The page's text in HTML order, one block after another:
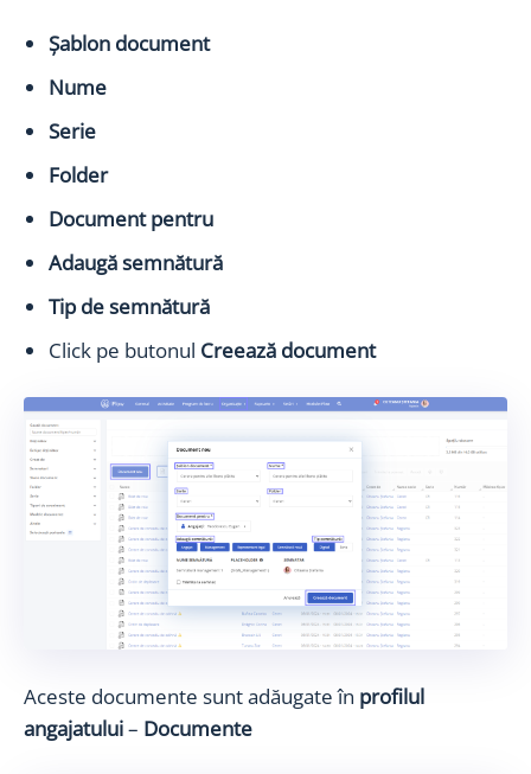
Șablon document
Nume
Serie
Folder
Document pentru
Adaugă semnătură
Tip de semnătură
Click pe butonul Creează document
Aceste documente sunt adăugate în profilul
angajatului– Documente